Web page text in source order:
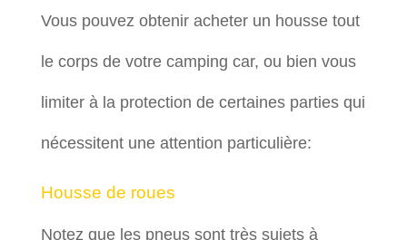
Vous pouvez obtenir acheter un housse tout
le corps de votre camping car, ou bien vous
limiter à la protection de certaines parties qui
nécessitent une attention particulière:
Housse de roues
Notez que les pneus sont très sujets à